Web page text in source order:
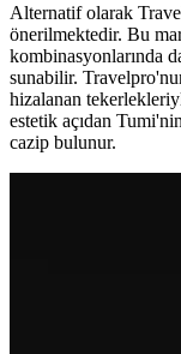
Alternatif olarak
önerilmektedir. Bu
kombinasyonlarında
sunabilir.
hizalanan
estetik açıdan
cazip bulunur.